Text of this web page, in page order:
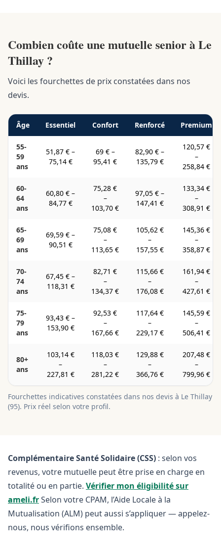
Combien coûte une mutuelle senior à Le
Thillay ?
Voici les fourchettes de prix constatées dans nos
devis.
Âge Essentiel Confort Renforcé Premium
55-
59
ans
51,87 € –
75,14 €
69 €–
95,41 €
82,90 € –
135,79 €
120,57 €
–
258,84 €
60-
64
ans
60,80 € –
84,77 €
75,28 €
–
103,70 €
97,05 € –
147,41 €
133,34 €
–
308,91 €
65-
69
ans
69,59 € –
90,51 €
75,08 €
–
113,65 €
105,62 €
–
157,55 €
145,36 €
–
358,87 €
70-
74
ans
67,45 € –
118,31 €
82,71 €
–
134,37 €
115,66 €
–
176,08 €
161,94 €
–
427,61 €
75-
79
ans
93,43 € –
153,90 €
92,53 €
–
167,66 €
117,64 €
–
229,17 €
145,59 €
–
506,41 €
80+
ans
103,14 €
–
227,81 €
118,03 €
–
281,22 €
129,88 €
–
366,76 €
207,48 €
–
799,96 €
Fourchettes indicatives constatées dans nos devis à Le Thillay
(95). Prix réel selon votre profil.
Complémentaire Santé Solidaire (CSS) : selon vos
revenus, votre mutuelle peut être prise en charge en
totalité ou en partie. Vérifier mon éligibilité sur
ameli.frSelon votre CPAM, l’Aide Locale à la
Mutualisation (ALM) peut aussi s’appliquer — appelez-
nous, nous vérifions ensemble.